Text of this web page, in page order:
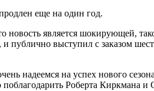
еще на один год.
новость является
публично выступил с заказом
надеемся на успех нового
поблагодарить Роберта